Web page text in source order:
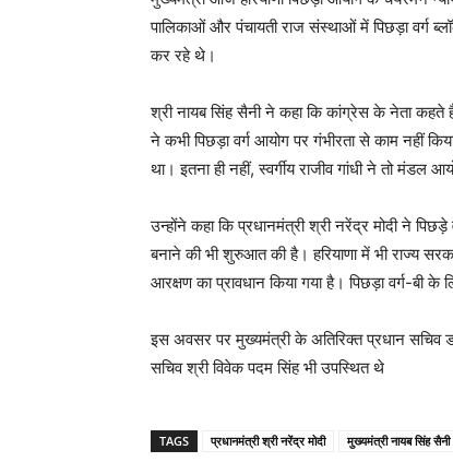
पालिकाओं और पंचायती राज संस्थाओं में पिछड़ा वर्ग
कर रहे थे।
श्री नायब सिंह सैनी ने कहा कि कांग्रेस के नेता कहते
ने कभी पिछड़ा वर्ग आयोग पर गंभीरता से काम नहीं
था। इतना ही नहीं, स्वर्गीय राजीव गांधी ने तो मंडल
उन्होंने कहा कि प्रधानमंत्री श्री नरेंद्र मोदी ने
बनाने की भी शुरुआत की है। हरियाणा में भी राज्य
आरक्षण का प्रावधान किया गया है। पिछड़ा वर्ग-बी के
इस अवसर पर मुख्यमंत्री के अतिरिक्त प्रधान सचिव
सचिव श्री विवेक पदम सिंह भी उपस्थित थे
TAGS प्रधानमंत्री श्री नरेंद्र मोदी मुख्यमंत्री नायब सिंह सैनी